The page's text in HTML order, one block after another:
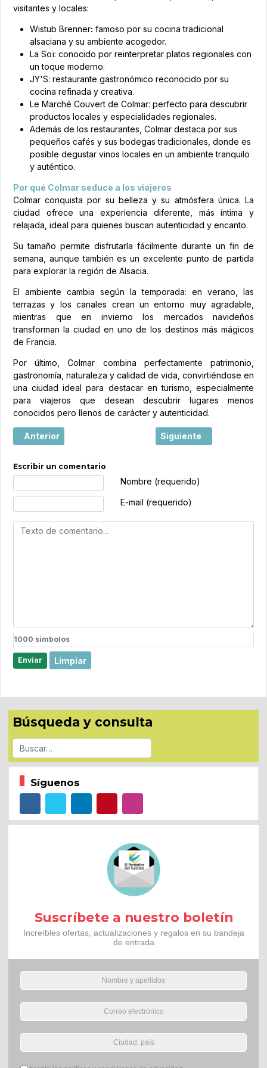
visitantes y locales:
Wistub Brenner: famoso por su cocina tradicional
alsaciana y su ambiente acogedor.
La Soï: conocido por reinterpretar platos regionales con
un toque moderno.
JY'S: restaurante gastronómico reconocido por su
cocina refinada y creativa.
Le Marché Couvert de Colmar: perfecto para descubrir
productos locales y especialidades regionales.
Además de los restaurantes, Colmar destaca por sus
pequeños cafés y sus bodegas tradicionales, donde es
posible degustar vinos locales en un ambiente tranquilo
y auténtico.
Por qué Colmar seduce a los viajeros
Colmar conquista por su belleza y su atmósfera única. La
ciudad ofrece una experiencia diferente, más íntima y
relajada, ideal para quienes buscan autenticidad y encanto.
Su tamaño permite disfrutarla fácilmente durante un fin de
semana, aunque también es un excelente punto de partida
para explorar la región de Alsacia.
El ambiente cambia según la temporada: en verano, las
terrazas y los canales crean un entorno muy agradable,
mientras que en invierno los mercados navideños
transforman la ciudad en uno de los destinos más mágicos
de Francia.
Por último, Colmar combina perfectamente patrimonio,
gastronomía, naturaleza y calidad de vida, convirtiéndose en
una ciudad ideal para destacar en turismo, especialmente
para viajeros que desean descubrir lugares menos
conocidos pero llenos de carácter y autenticidad.
Artículo anterior: Las mejores playas de Francia: dónde
Anterior Artículo siguiente:
Siguiente
Escribir un comentario
Nombre (requerido)
E-mail (requerido)
1000 simbolos
Enviar Limpiar
Búsqueda y consulta
Buscar
Síguenos
Suscríbete a nuestro boletín
Increíbles ofertas, actualizaciones y regalos en su bandeja
de entrada